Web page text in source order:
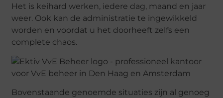
Het is keihard werken, iedere dag, maand en jaar
weer. Ook kan de administratie te ingewikkeld
worden en voordat u het doorheeft zelfs een
complete chaos.
Bovenstaande genoemde situaties zijn al genoeg